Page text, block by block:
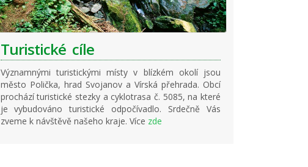
Turistické cíle
Významnými turistickými místy v blízkém okolí jsou
město Polička, hrad Svojanov a Vírská přehrada. Obcí
prochází turistické stezky a cyklotrasa č. 5085, na které
je vybudováno turistické odpočívadlo. Srdečně Vás
zveme k návštěvě našeho kraje. Více zde